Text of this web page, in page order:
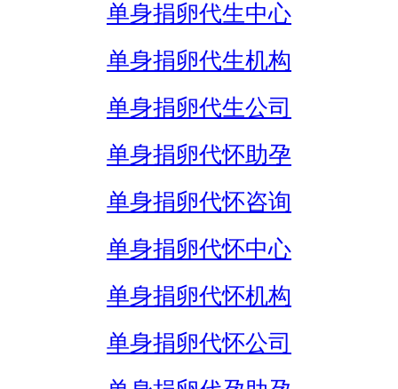
单身捐卵代生中心
单身捐卵代生机构
单身捐卵代生公司
单身捐卵代怀助孕
单身捐卵代怀咨询
单身捐卵代怀中心
单身捐卵代怀机构
单身捐卵代怀公司